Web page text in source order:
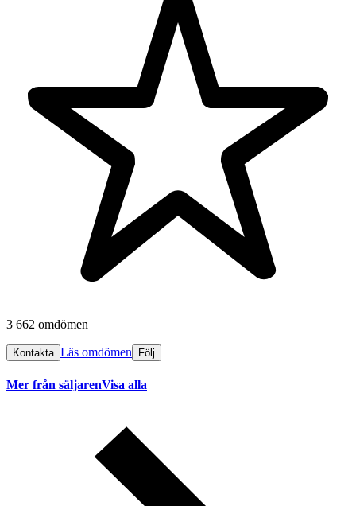
3 662 omdömen
Kontakta Läs omdömen Följ
Mer från säljarenVisa alla